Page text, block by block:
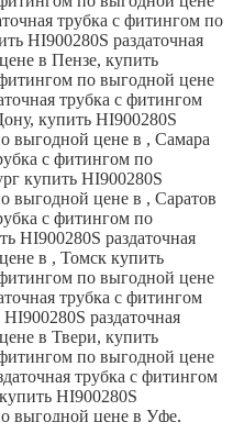
трубка с фитингом по
HI900280S раздаточная
в Пензе, купить
по выгодной цене
трубка с фитингом
купить HI900280S
выгодной цене в , Самара
с фитингом по
купить HI900280S
выгодной цене в , Саратов
с фитингом по
HI900280S раздаточная
в , Томск купить
по выгодной цене
трубка с фитингом
раздаточная
в Твери, купить
по выгодной цене
трубка с фитингом
HI900280S
выгодной цене в Уфе,